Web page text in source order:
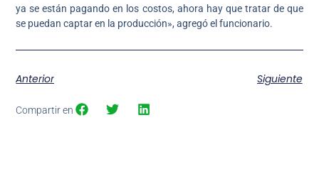
ya se están pagando en los costos, ahora hay que tratar de que
se puedan captar en la producción», agregó el funcionario.
Anterior Siguiente
Compartir en